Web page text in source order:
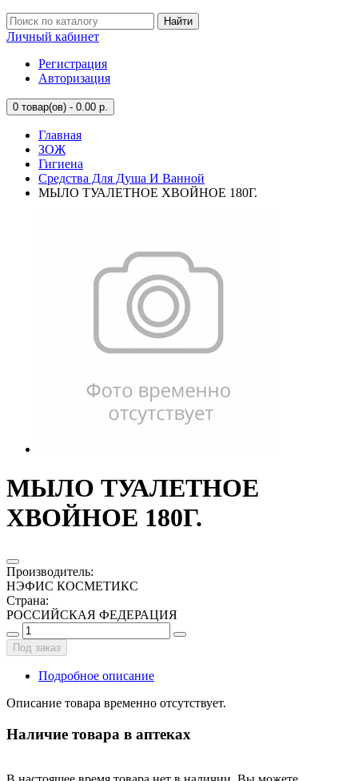
Найти
Личный кабинет
Регистрация
Авторизация
0 товар(ов) - 0.00 р.
Главная
ЗОЖ
Гигиена
Средства Для Душа И Ванной
МЫЛО ТУАЛЕТНОЕ ХВОЙНОЕ 180Г.
МЫЛО ТУАЛЕТНОЕ
ХВОЙНОЕ 180Г.
Производитель:
НЭФИС КОСМЕТИКС
Страна:
РОССИЙСКАЯ ФЕДЕРАЦИЯ
Под заказ
Подробное описание
Описание товара временно отсутствует.
Наличие товара в аптеках